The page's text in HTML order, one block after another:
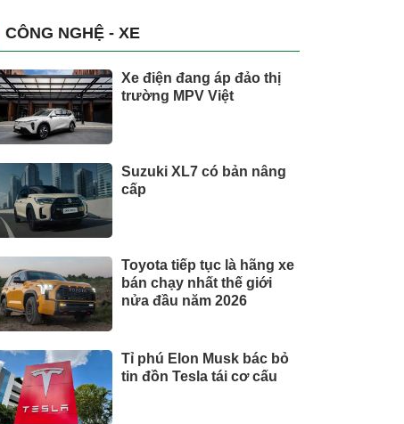
CÔNG NGHỆ - XE
Xe điện đang áp đảo thị
trường MPV Việt
Suzuki XL7 có bản nâng
cấp
Toyota tiếp tục là hãng xe
bán chạy nhất thế giới
nửa đầu năm 2026
Tỉ phú Elon Musk bác bỏ
tin đồn Tesla tái cơ cấu